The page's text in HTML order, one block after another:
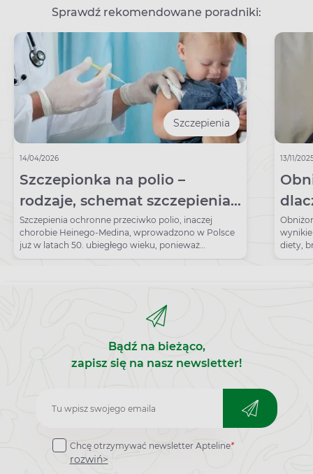
Sprawdź rekomendowane poradniki:
Szczepienia
14/04/2026
Szczepionka na polio –
rodzaje, schemat szczepienia i
kalendarz dawek
Szczepienia ochronne przeciwko polio, inaczej
chorobie Heinego-Medina, wprowadzono w Polsce
już w latach 50. ubiegłego wieku, ponieważ
dziesiątkowała dzieci.
13/11/
diety,
Bądź na bieżąco,
zapisz się na nasz newsletter!
Zapisz
do
newslettera
Chcę otrzymywać newsletter Apteline*
rozwiń>